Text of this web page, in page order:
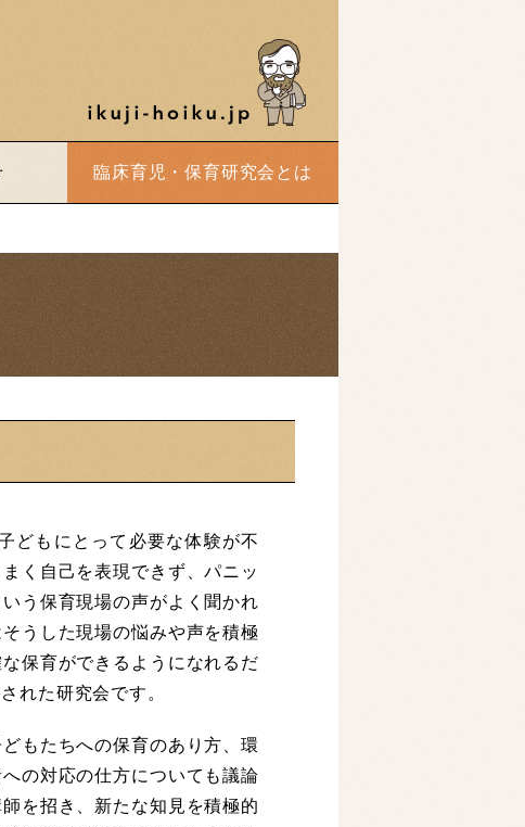
臨床育児・保育研究会とは
どもにとって必要な体験が不
く自己を表現できず、パニッ
う保育現場の声がよく聞かれ
うした現場の悩みや声を積極
保育ができるようになれるだ
れた研究会です。
もたちへの保育のあり方、環
の対応の仕方についても議論
を招き、新たな知見を積極的